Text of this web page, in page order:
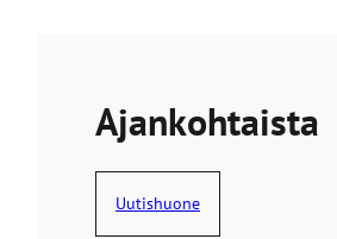
Ajankohtaista
Uutishuone